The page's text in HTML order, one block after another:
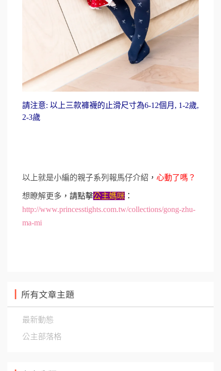
請注意: 以上三款褲襪的止滑尺寸為6-12個月, 1-2歲,
2-3歲
以上就是小編的親子系列報馬仔介紹 ， 心動了嗎？
想瞭解更多 ，請點擊公主媽咪 ：
http://www.princesstights.com.tw/collections/gong-zhu-
ma-mi
所有文章主題
最新動態
公主部落格